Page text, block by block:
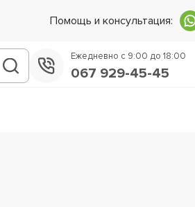
Помощь и консультация:
Ежедневно с 9:00 до 18:00
067 929-45-45